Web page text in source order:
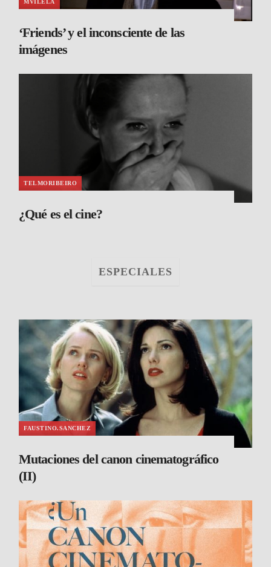
MVILELA
‘Friends’ y el inconsciente de las
imágenes
TELMORIBEIRO
¿Qué es el cine?
ESPECIALES
FAUSTINO.SANCHEZ
Mutaciones del canon cinematográfico
(II)